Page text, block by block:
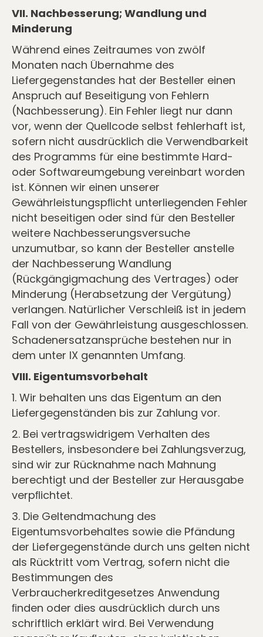
VII. Nachbesserung; Wandlung und
Minderung
Während eines Zeitraumes von zwölf
Monaten nach Übernahme des
Liefergegenstandes hat der Besteller einen
Anspruch auf Beseitigung von Fehlern
(Nachbesserung). Ein Fehler liegt nur dann
vor, wenn der Quellcode selbst fehlerhaft ist,
sofern nicht ausdrücklich die Verwendbarkeit
des Programms für eine bestimmte Hard-
oder Softwareumgebung vereinbart worden
ist. Können wir einen unserer
Gewährleistungspﬂicht unterliegenden Fehler
nicht beseitigen oder sind für den Besteller
weitere Nachbesserungsversuche
unzumutbar, so kann der Besteller anstelle
der Nachbesserung Wandlung
(Rückgängigmachung des Vertrages) oder
Minderung (Herabsetzung der Vergütung)
verlangen. Natürlicher Verschleiß ist in jedem
Fall von der Gewährleistung ausgeschlossen.
Schadenersatzansprüche bestehen nur in
dem unter IX genannten Umfang.
VIII. Eigentumsvorbehalt
1. Wir behalten uns das Eigentum an den
Liefergegenständen bis zur Zahlung vor.
2. Bei vertragswidrigem Verhalten des
Bestellers, insbesondere bei Zahlungsverzug,
sind wir zur Rücknahme nach Mahnung
berechtigt und der Besteller zur Herausgabe
verpﬂichtet.
3. Die Geltendmachung des
Eigentumsvorbehaltes sowie die Pfändung
der Liefergegenstände durch uns gelten nicht
als Rücktritt vom Vertrag, sofern nicht die
Bestimmungen des
Verbraucherkreditgesetzes Anwendung
ﬁnden oder dies ausdrücklich durch uns
schriftlich erklärt wird. Bei Verwendung